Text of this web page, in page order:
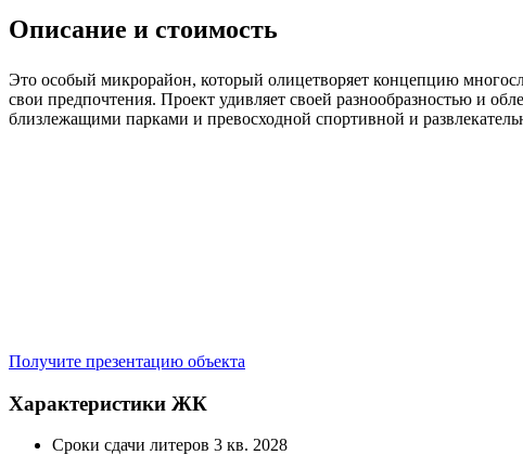
Описание и стоимость
Это особый микрорайон, который олицетворяет концепцию
свои предпочтения. Проект удивляет своей разнообразностью и
близлежащими парками и превосходной спортивной и
Получите презентацию объекта
Характеристики ЖК
Сроки сдачи литеров 3 кв. 2028